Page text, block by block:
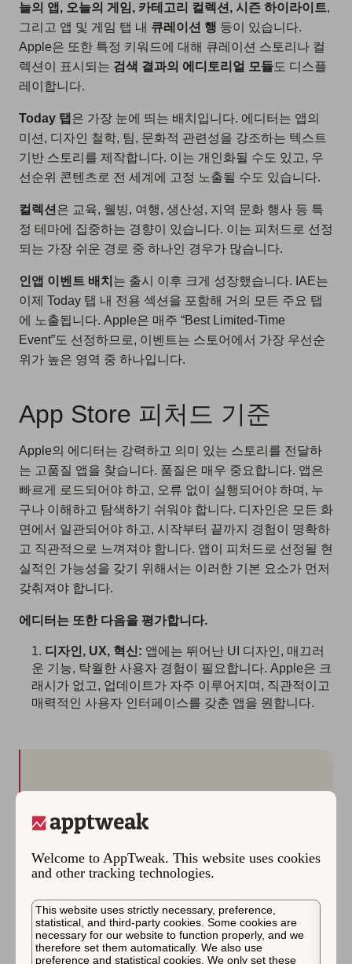
Welcome to AppTweak. This website uses cookies
and other tracking technologies.
This website uses strictly necessary, preference,
statistical, and third-party cookies. Some cookies are
necessary for our website to function properly, and we
therefore set them automatically. We also use
preference and statistical cookies. We only set these
늘의 앱, 오늘의 게임, 카테고리 컬렉션, 시즌 하이라이트,
그리고 앱 및 게임 탭 내 큐레이션 행 등이 있습니다.
Apple은 또한 특정 키워드에 대해 큐레이션 스토리나 컬
렉션이 표시되는 검색 결과의 에디토리얼 모듈도 디스플
레이합니다.
Today 탭 은 가장 눈에 띄는 배치입니다. 에디터는 앱의
미션, 디자인 철학, 팀, 문화적 관련성을 강조하는 텍스트
기반 스토리를 제작합니다. 이는 개인화될 수도 있고, 우
선순위 콘텐츠로 전 세계에 고정 노출될 수도 있습니다.
컬렉션은 교육, 웰빙, 여행, 생산성, 지역 문화 행사 등 특
정 테마에 집중하는 경향이 있습니다. 이는 피처드로 선정
되는 가장 쉬운 경로 중 하나인 경우가 많습니다.
인앱 이벤트 배치 는 출시 이후 크게 성장했습니다. IAE는
이제 Today 탭 내 전용 섹션을 포함해 거의 모든 주요 탭
에 노출됩니다. Apple은 매주 “Best Limited-Time
Event”도 선정하므로, 이벤트는 스토어에서 가장 우선순
위가 높은 영역 중 하나입니다.
App Store 피처드 기준
Apple의 에디터는 강력하고 의미 있는 스토리를 전달하
는 고품질 앱을 찾습니다. 품질은 매우 중요합니다. 앱은
빠르게 로드되어야 하고, 오류 없이 실행되어야 하며, 누
구나 이해하고 탐색하기 쉬워야 합니다. 디자인은 모든 화
면에서 일관되어야 하고, 시작부터 끝까지 경험이 명확하
고 직관적으로 느껴져야 합니다. 앱이 피처드로 선정될 현
실적인 가능성을 갖기 위해서는 이러한 기본 요소가 먼저
갖춰져야 합니다.
에디터는 또한 다음을 평가합니다.
디자인, UX, 혁신: 앱에는 뛰어난 UI 디자인, 매끄러
운 기능, 탁월한 사용자 경험이 필요합니다. Apple은 크
래시가 없고, 업데이트가 자주 이루어지며, 직관적이고
매력적인 사용자 인터페이스를 갖춘 앱을 원합니다.
전문가의 팁
저희 전문가 팀은 Apple이 새로운 Apple 기술을
조기에 도입하는 팀을 강하게 피처드한다는 점
을 확인했습니다(예: “
liquid glass
iOS 26 UI를 채택한 앱이 더 많이 피처드됨).앱
스토어의 최신 변경 사항을 확인하십시오.